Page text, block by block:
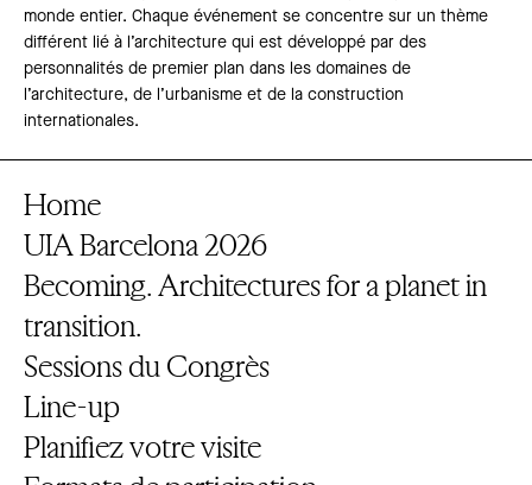
monde entier. Chaque événement se concentre sur un thème
différent lié à l’architecture qui est développé par des
personnalités de premier plan dans les domaines de
l’architecture, de l’urbanisme et de la construction
internationales.
Home
UIA Barcelona 2026
Becoming. Architectures for a planet in
transition.
Sessions du Congrès
Line-up
Planifiez votre visite